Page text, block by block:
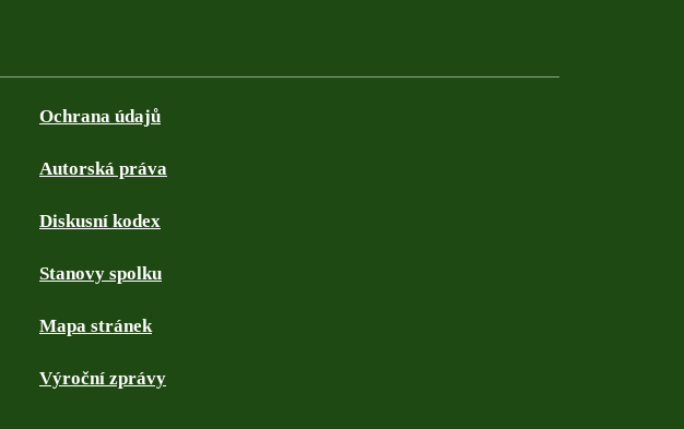
Ochrana údajů
Autorská práva
Diskusní kodex
Stanovy spolku
Mapa stránek
Výroční zprávy